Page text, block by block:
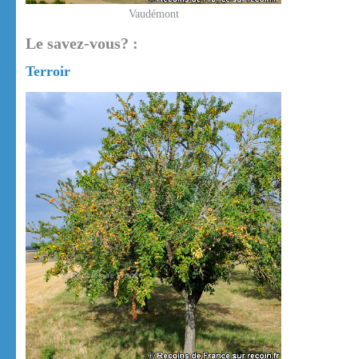
Vaudémont
Le savez-vous? :
Terroir